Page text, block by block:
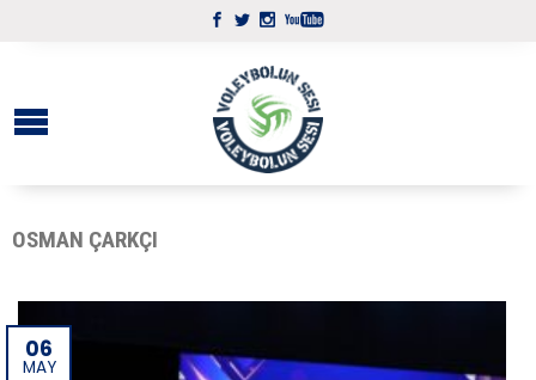
OSMAN ÇARKÇI
06
MAY